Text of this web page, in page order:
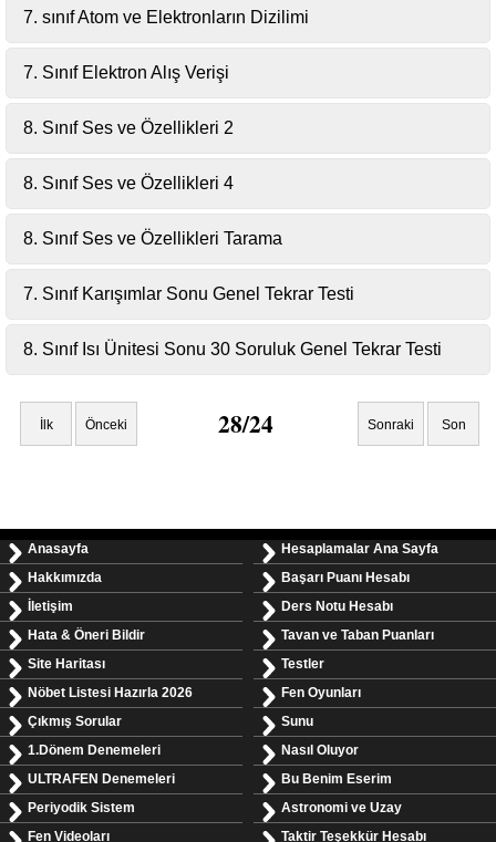
7. sınıf Atom ve Elektronların Dizilimi
7. Sınıf Elektron Alış Verişi
8. Sınıf Ses ve Özellikleri 2
8. Sınıf Ses ve Özellikleri 4
8. Sınıf Ses ve Özellikleri Tarama
7. Sınıf Karışımlar Sonu Genel Tekrar Testi
8. Sınıf Isı Ünitesi Sonu 30 Soruluk Genel Tekrar Testi
İlk Önceki 28/24 Sonraki Son
Anasayfa
Hakkımızda
İletişim
Hata & Öneri Bildir
Site Haritası
Nöbet Listesi Hazırla 2026
Çıkmış Sorular
1.Dönem Denemeleri
ULTRAFEN Denemeleri
Periyodik Sistem
Fen Videoları
Hesaplamalar Ana Sayfa
Başarı Puanı Hesabı
Ders Notu Hesabı
Tavan ve Taban Puanları
Testler
Fen Oyunları
Sunu
Nasıl Oluyor
Bu Benim Eserim
Astronomi ve Uzay
Taktir Teşekkür Hesabı